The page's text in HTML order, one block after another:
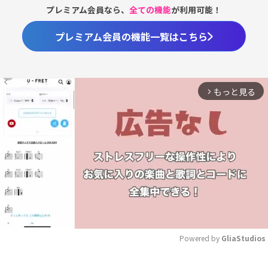
プレミアム会員なら、全ての機能が利用可能！
プレミアム会員の機能一覧はこちら
arrow_forward_ios もっと見る
Powered by GliaStudios